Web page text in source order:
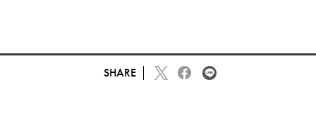
SHARE